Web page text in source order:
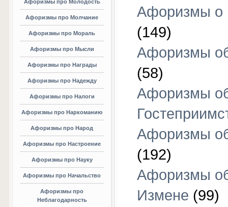
Афоризмы про Молодость
Афоризмы про Молчание
Афоризмы про Мораль
Афоризмы про Мысли
Афоризмы про Награды
Афоризмы про Надежду
Афоризмы про Налоги
Афоризмы про Наркоманию
Афоризмы про Народ
Афоризмы про Настроение
Афоризмы про Науку
Афоризмы про Начальство
Афоризмы про
Неблагодарность
Афоризмы о
(149)
Афоризмы
(58)
Афоризмы
Афоризмы
(192)
Афоризмы
Измене (99)